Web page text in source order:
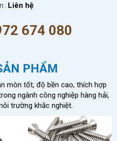
: Liên hệ
674 080
PHẨM
mòn tốt, độ bền cao, thích hợp
ngành công nghiệp hàng hải,
trường khắc nghiệt.